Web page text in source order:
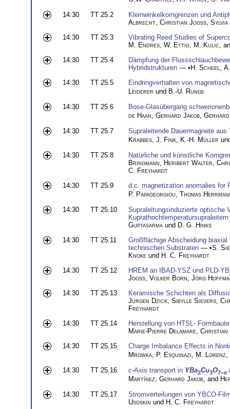
14:30
TT 25.2
Kleinwinkelkorngrenzen und
Albrecht Christian Jooss Sylvia
14:30
TT 25.3
Vibrating Reed Studies of
M. Endres W. Ettig M. Kulic ,
14:30
TT 25.4
Dämpfung der
Hybridstrukturen — •H. Scheel
14:30
TT 25.5
Eindringverhalten von
Leiderer und B.-U. Runge
14:30
TT 25.6
Bose-Glasübergang
de Haan, Gerhard Jakob,
14:30
TT 25.7
Supraleitende Dauermagnete aus
Krabbes, J. Fink, K.-H. Müller
14:30
TT 25.8
Natürliche und künstliche
Bringmann
Heribert Walter
C. Freyhardt
14:30
TT 25.9
d.c. magnetization anomalies for
P. Papageorgiou, Thomas
14:30
TT 25.10
Supraleitungsinduzierte optische
Kuprathochtemperatursupraleitern
Guptasarma und D. G. Hinks
14:30
TT 25.11
Großflächige Abscheidung
technischen Substraten — •S.
Knoke und H. C. Freyhardt
14:30
TT 25.12
HREM an IBAD-YSZ und PLD-
Jooss Volker Born Jörg
14:30
TT 25.13
Keramische Schichten als
Jürgen Dzick Sibylle Sievers
Freyhardt
14:30
TT 25.14
Herstellung von HTSL-
Marie-Pierre Delamare Christian
14:30
TT 25.15
Charge Imbalance Effects in
Mrowka, P. Esquinazi, M. Lorenz,
14:30
TT 25.16 c-Axis transport in YBa2Cu3O7−x
Martínez, Gerhard Jakob, and
14:30
TT 25.17
Stromverteilungen von YBCO-
Usoskin und H. C. Freyhardt